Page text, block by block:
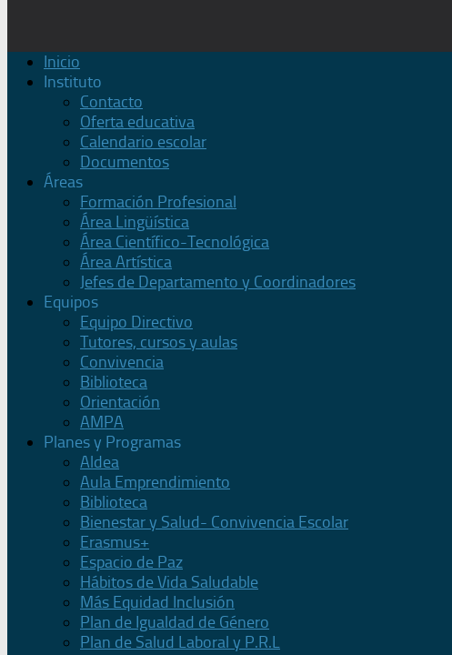
Inicio
Instituto
Contacto
Oferta educativa
Calendario escolar
Documentos
Áreas
Formación Profesional
Área Lingüística
Área Científico-Tecnológica
Área Artística
Jefes de Departamento y Coordinadores
Equipos
Equipo Directivo
Tutores, cursos y aulas
Convivencia
Biblioteca
Orientación
AMPA
Planes y Programas
Aldea
Aula Emprendimiento
Biblioteca
Bienestar y Salud- Convivencia Escolar
Erasmus+
Espacio de Paz
Hábitos de Vida Saludable
Más Equidad Inclusión
Plan de Igualdad de Género
Plan de Salud Laboral y P.R.L